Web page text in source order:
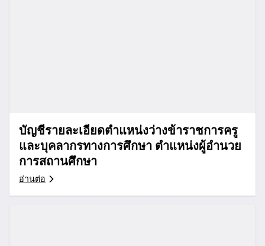
บัญชีรายละเอียดตำแหน่งว่างข้าราชการครู
และบุคลากรทางการศึกษา ตำแหน่งผู้อำนวย
การสถานศึกษา
อ่านต่อ